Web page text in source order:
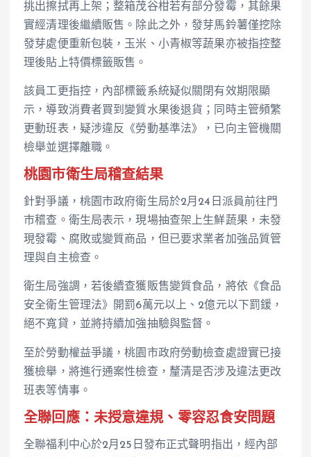
挑出擦拭再上架；整箱茂谷柑若有部分發霉，其餘果
實經清理後繼續販售。除此之外，發芽馬鈴薯僅挖除
發芽處便重新包裝，玉米、小青椒等蔬果亦被指控整
理後貼上特價標籤販售。
該員工更指控，內部標籤系統疑似關閉有效期限顯
示，導致消費者買到變質水果後退貨；同時主管頻繁
更動班表，疑涉違反《勞動基準法》，已向主管機關
檢舉並選擇離職。
桃園市衛生局稽查結果
針對爭議，桃園市政府衛生局於2月24日派員前往門
市稽查。衛生局表示，現場抽查架上生鮮蔬果，未發
現發霉、腐敗或變質商品，但已要求業者加強品質管
理與自主檢查。
衛生局強調，若後續查獲販售變質食品，將依《食品
安全衛生管理法》開罰6萬元以上、2億元以下罰鍰，
絕不寬貸，並將持續加強抽驗與監督。
至於勞動權益爭議，桃園市政府勞動檢查處證實已接
獲檢舉，將進行通案性檢查，釐清是否涉及違法更改
班表等情事。
全聯回應：未授意違規、零容忍食安問題
全聯福利中心於2月25日發布正式聲明指出，經內部